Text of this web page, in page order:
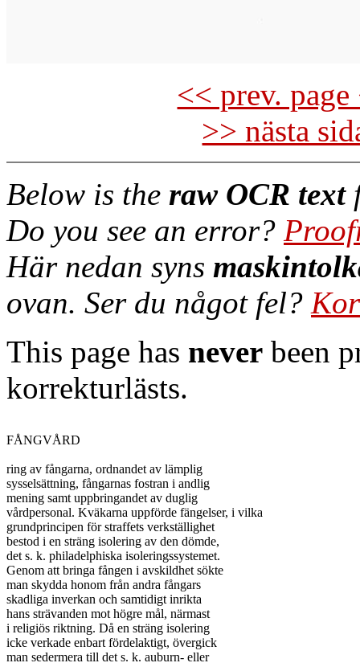
<< prev.
>> nästa
Below is the raw OCR text
Do you see an error?
Här nedan syns
ovan. Ser du något fel?
This page has never been
korrekturlästs.
FÅNGVÅRD
ring av fångarna, ordnandet av lämplig
sysselsättning, fångarnas fostran i andlig
mening samt uppbringandet av duglig
vårdpersonal. Kväkarna uppförde fängelser, i vilka
grundprincipen för straffets verkställighet
bestod i en sträng isolering av den dömde,
det s. k. philadelphiska isoleringssystemet.
Genom att bringa fången i avskildhet sökte
man skydda honom från andra fångars
skadliga inverkan och samtidigt inrikta
hans strävanden mot högre mål, närmast
i religiös riktning. Då en sträng isolering
icke verkade enbart fördelaktigt, övergick
man sedermera till det s. k. auburn- eller